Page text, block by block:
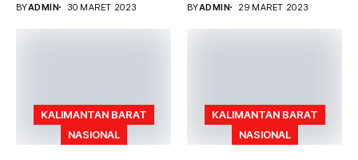
BYADMIN 30 MARET 2023 BYADMIN 29 MARET 2023
KALIMANTAN BARAT
NASIONAL
KALIMANTAN BARAT
NASIONAL